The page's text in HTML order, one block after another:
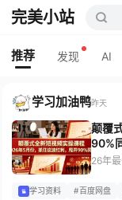
推荐 发现 AI
学习加油鸭昨天
颠覆
90%
学习资料 百度网盘
完美小站